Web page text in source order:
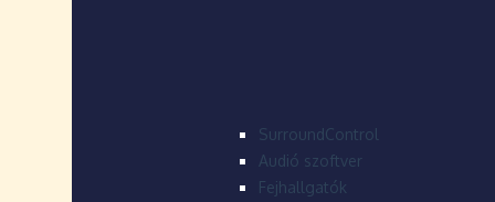
SurroundControl
Audió szoftver
Fejhallgatók